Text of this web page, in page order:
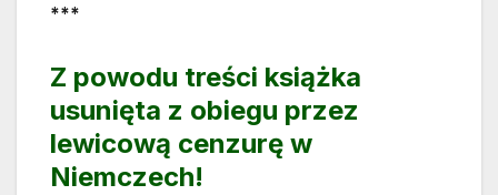
***
Z powodu treści książka
usunięta z obiegu przez
lewicową cenzurę w
Niemczech!